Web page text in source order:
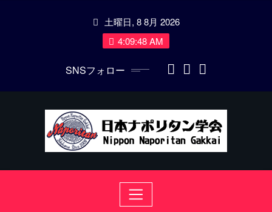
土曜日, 8 8月 2026
4:09:49 AM
SNSフォロー